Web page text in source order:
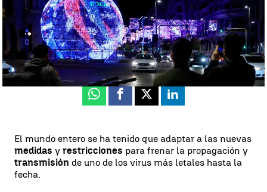
Antena 3 Noticias
Publicado: 26 de noviembre de 2020, 21:24
Whatsapp
Facebook
X Linkedin
El mundo entero se ha tenido que adaptar a las nuevas
medidas y restricciones para frenar la propagación y
transmisión de uno de los virus más letales hasta la
fecha.